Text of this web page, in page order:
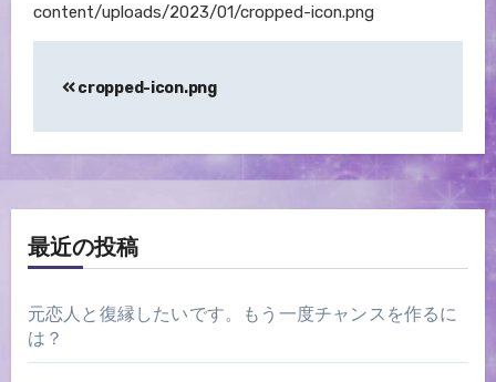
content/uploads/2023/01/cropped-icon.png
稿
ビ
ゲ
シ
ョ
cropped-icon.png
最近の投稿
元恋人と復縁したいです。もう一度チャンスを作るに
は？